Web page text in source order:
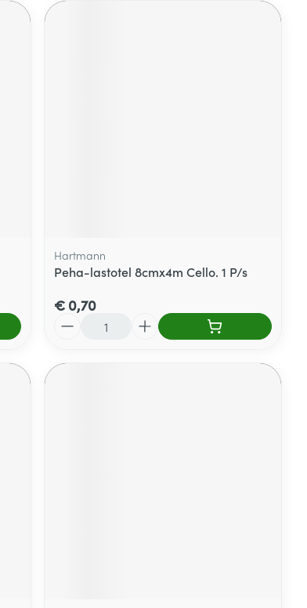
Hartmann
Peha-lastotel 8cmx4m Cello. 1 P/s
€ 0,70